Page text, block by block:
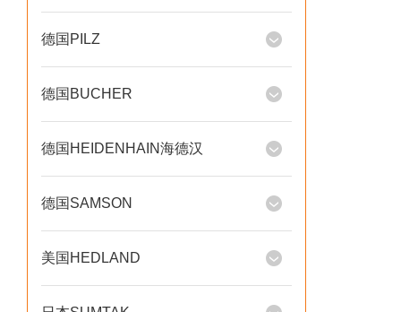
德国PILZ
德国BUCHER
德国HEIDENHAIN海德汉
德国SAMSON
美国HEDLAND